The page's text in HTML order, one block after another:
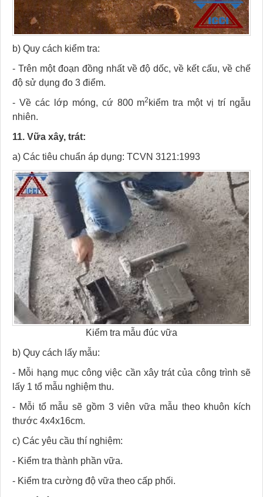
b) Quy cách kiểm tra:
- Trên một đoạn đồng nhất về độ dốc, về kết cấu, về chế
độ sử dụng đo 3 điểm.
- Về các lớp móng, cứ 800 m2 kiểm tra một vị trí ngẫu
nhiên.
11. Vữa xây, trát:
a) Các tiêu chuẩn áp dụng: TCVN 3121:1993
Kiểm tra mẫu đúc vữa
b) Quy cách lấy mẫu:
- Mỗi hạng mục công việc cần xây trát của công trình sẽ
lấy 1 tổ mẫu nghiệm thu.
- Mỗi tổ mẫu sẽ gồm 3 viên vữa mẫu theo khuôn kích
thước 4x4x16cm.
c) Các yêu cầu thí nghiệm:
- Kiểm tra thành phần vữa.
- Kiểm tra cường độ vữa theo cấp phối.